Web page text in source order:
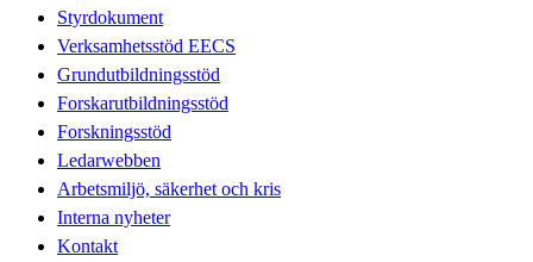
Styrdokument
Verksamhetsstöd EECS
Grundutbildningsstöd
Forskarutbildningsstöd
Forskningsstöd
Ledarwebben
Arbetsmiljö, säkerhet och kris
Interna nyheter
Kontakt